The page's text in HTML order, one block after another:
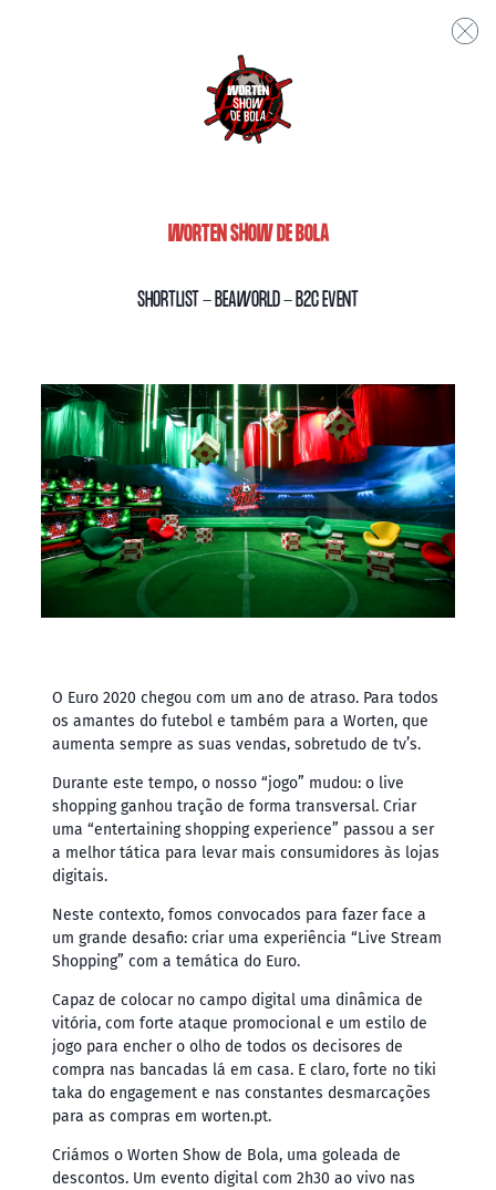
WORTEN SHOW DE BOLA
SHORTLIST - BEAWORLD - B2C EVENT
O Euro 2020 chegou com um ano de atraso. Para todos
os amantes do futebol e também para a Worten, que
aumenta sempre as suas vendas, sobretudo de tv’s.
Durante este tempo, o nosso “jogo” mudou: o live
shopping ganhou tração de forma transversal. Criar
uma “entertaining shopping experience” passou a ser
a melhor tática para levar mais consumidores às lojas
digitais.
Neste contexto, fomos convocados para fazer face a
um grande desafio: criar uma experiência “Live Stream
Shopping” com a temática do Euro.
Capaz de colocar no campo digital uma dinâmica de
vitória, com forte ataque promocional e um estilo de
jogo para encher o olho de todos os decisores de
compra nas bancadas lá em casa. E claro, forte no tiki
taka do engagement e nas constantes desmarcações
para as compras em worten.pt.
Criámos o Worten Show de Bola, uma goleada de
descontos. Um evento digital com 2h30 ao vivo nas